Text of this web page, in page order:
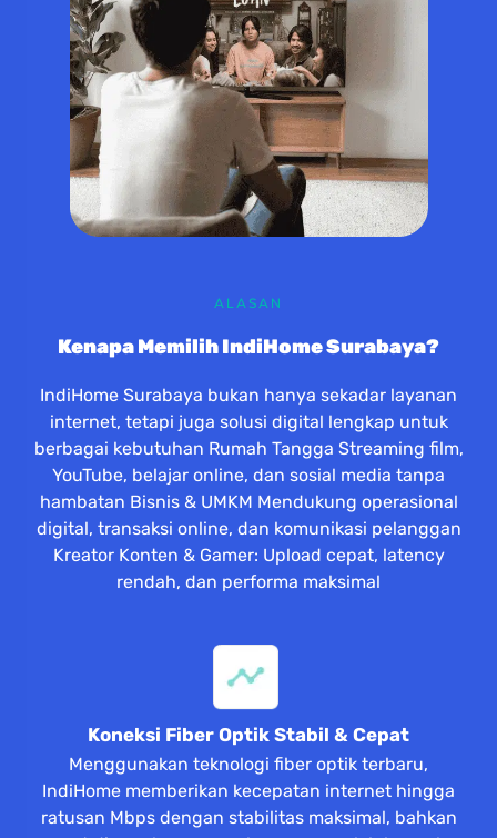
ALASAN
Kenapa Memilih IndiHome Surabaya?
IndiHome Surabaya bukan hanya sekadar layanan
internet, tetapi juga solusi digital lengkap untuk
berbagai kebutuhan Rumah Tangga Streaming film,
YouTube, belajar online, dan sosial media tanpa
hambatan Bisnis & UMKM Mendukung operasional
digital, transaksi online, dan komunikasi pelanggan
Kreator Konten & Gamer: Upload cepat, latency
rendah, dan performa maksimal
Koneksi Fiber Optik Stabil & Cepat
Menggunakan teknologi fiber optik terbaru,
IndiHome memberikan kecepatan internet hingga
ratusan Mbps dengan stabilitas maksimal, bahkan